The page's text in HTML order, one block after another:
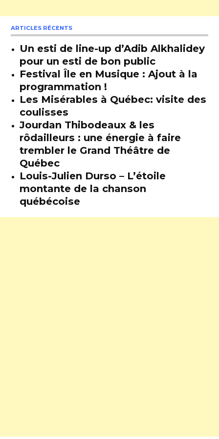
ARTICLES RÉCENTS
Un esti de line-up d’Adib Alkhalidey
pour un esti de bon public
Festival Île en Musique : Ajout à la
programmation !
Les Misérables à Québec: visite des
coulisses
Jourdan Thibodeaux & les
rôdailleurs : une énergie à faire
trembler le Grand Théâtre de
Québec
Louis-Julien Durso – L’étoile
montante de la chanson
québécoise